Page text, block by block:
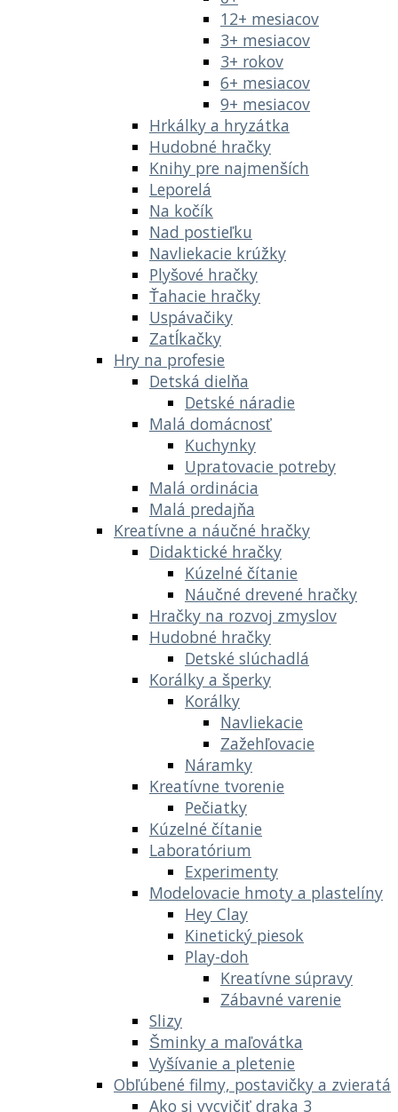
12+ mesiacov
3+ mesiacov
3+ rokov
6+ mesiacov
9+ mesiacov
Hrkálky a hryzátka
Hudobné hračky
Knihy pre najmenších
Leporelá
Na kočík
Nad postieľku
Navliekacie krúžky
Plyšové hračky
Ťahacie hračky
Uspávačiky
Zatĺkačky
Hry na profesie
Detská dielňa
Detské náradie
Malá domácnosť
Kuchynky
Upratovacie potreby
Malá ordinácia
Malá predajňa
Kreatívne a náučné hračky
Didaktické hračky
Kúzelné čítanie
Náučné drevené hračky
Hračky na rozvoj zmyslov
Hudobné hračky
Detské slúchadlá
Korálky a šperky
Korálky
Navliekacie
Zažehľovacie
Náramky
Kreatívne tvorenie
Pečiatky
Kúzelné čítanie
Laboratórium
Experimenty
Modelovacie hmoty a plastelíny
Hey Clay
Kinetický piesok
Play-doh
Kreatívne súpravy
Zábavné varenie
Slizy
Šminky a maľovátka
Vyšívanie a pletenie
Obľúbené filmy, postavičky a zvieratá
Ako si vycvičiť draka 3